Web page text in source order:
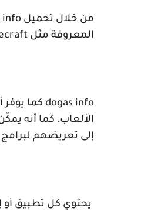
من خلال تحميل info
المعروفة مثل
dogas info كما يوفر
الألعاب. كما أنه
إلى تعريضهم
يحتوي كل تطبيق أو